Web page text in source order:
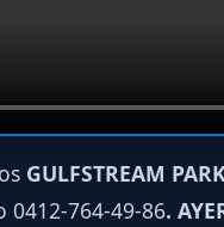
GULFSTREAM
0412-764-49-86.